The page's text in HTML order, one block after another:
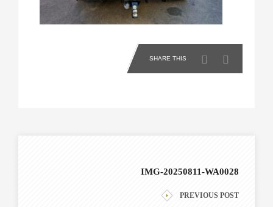
SHARE THIS
IMG-20250811-WA0028
PREVIOUS POST